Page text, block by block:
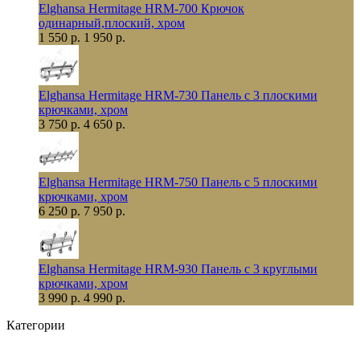
Elghansa Hermitage HRM-700 Крючок
одинарный,плоский, хром
1 550 р. 1 950 р.
Elghansa Hermitage HRM-730 Панель с 3 плоскими
крючками, хром
3 750 р. 4 650 р.
Elghansa Hermitage HRM-750 Панель с 5 плоскими
крючками, хром
6 250 р. 7 950 р.
Elghansa Hermitage HRM-930 Панель с 3 круглыми
крючками, хром
3 990 р. 4 990 р.
Категории